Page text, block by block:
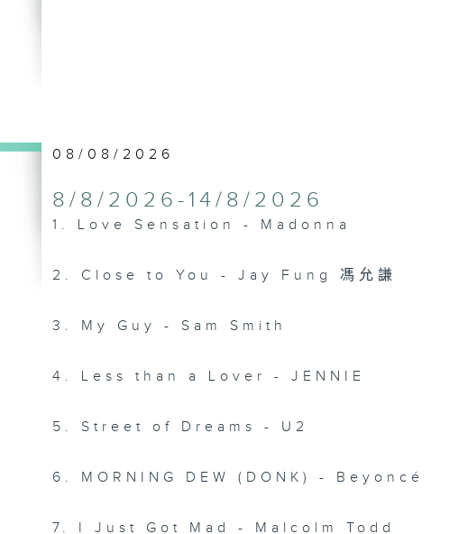
08/08/2026
8/8/2026-14/8/2026
1. Love Sensation - Madonna
2. Close to You - Jay Fung 馮允謙
3. My Guy - Sam Smith
4. Less than a Lover - JENNIE
5. Street of Dreams - U2
6. MORNING DEW (DONK) - Beyoncé
7. I Just Got Mad - Malcolm Todd